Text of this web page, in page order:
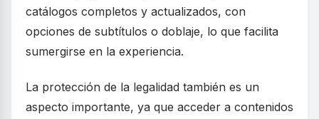
catálogos completos y actualizados, con
opciones de subtítulos o doblaje, lo que facilita
sumergirse en la experiencia.
La protección de la legalidad también es un
aspecto importante, ya que acceder a contenidos